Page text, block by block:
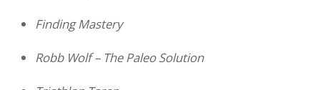
Finding Mastery
Robb Wolf – The Paleo Solution